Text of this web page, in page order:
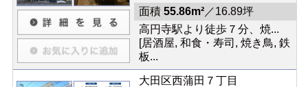
面積 55.86m²／16.89坪
高円寺駅より徒歩７分、焼...
[居酒屋, 和食・寿司, 焼き鳥, 鉄
板...
大田区西蒲田７丁目